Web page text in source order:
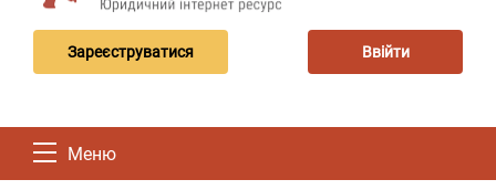
Зареєструватися Ввійти
Меню